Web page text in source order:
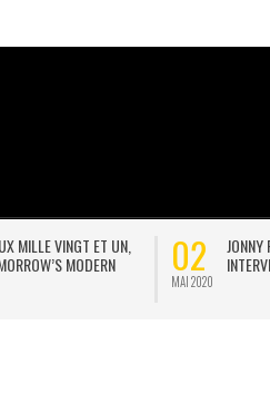
02
JONNY POSTE UNE
INTERVIEW D’EOB